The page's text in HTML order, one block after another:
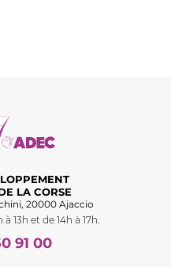
LA CORSE
20000 Ajaccio
13h et de 14h à 17h.
91 00